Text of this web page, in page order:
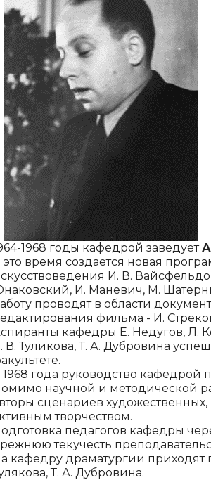
1968 годы кафедрой заведует
это время создается новая
И. В.
И. Маневич, М.
проводят в области
фильма - И.
кафедры Е. Недугов, Л.
В. Туликова, Т. А. Дубровина
1968 года руководство кафедрой
научной и методической
сценариев
творчеством.
педагогов кафедры
текучесть
кафедру драматургии приходят
Т. А. Дубровина.